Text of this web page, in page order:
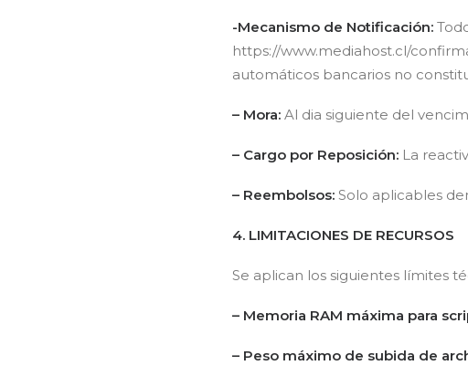
-Mecanismo de Notificación:
https://www.mediahost.cl/
automáticos bancarios no
– Mora: Al dia siguiente del
– Cargo por Reposición: La
– Reembolsos: Solo aplicables
4. LIMITACIONES DE RECURSOS
Se aplican los siguientes límites
– Memoria RAM máxima para
– Peso máximo de subida de